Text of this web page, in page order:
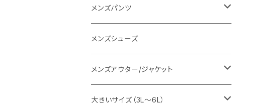
SY32 by SWEET YEARS
URBAN SQUARE
EDWIN
snow peak
カジュアルセットアップ
スラックス
ワイシャツ
シューズ
Tシャツ/カットソー
シャツ/ポロシャツ
パーカー/スウェット
ニット
メンズパンツ
デニムパンツ
イージーパンツ
スラックス
メンズシューズ
メンズアウター/ジャケット
ジャケット
大きいサイズ（3L～6L）